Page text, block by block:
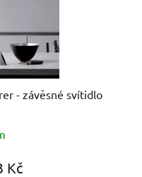
- závěsné svítidlo
Kč